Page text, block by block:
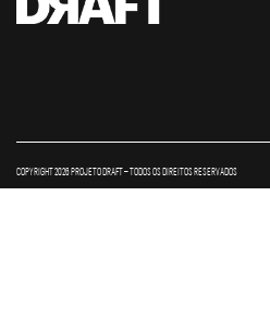
COPYRIGHT 2026 PROJETO DRAFT – TODOS OS DIREITOS RESERVADOS